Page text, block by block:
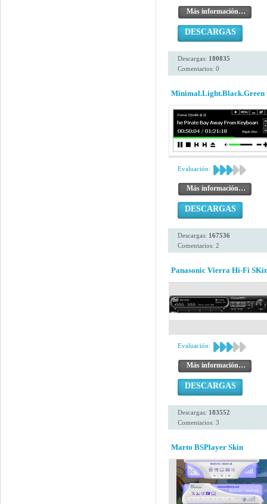
Más información…
DESCARGAS
Descargas: 180835
Comentarios: 0
Minimal.Light.Black.Green
Evaluación:
Más información…
DESCARGAS
Descargas: 167536
Comentarios: 2
Panasonic Vierra Hi-Fi
Evaluación:
Más información…
DESCARGAS
Descargas: 183552
Comentarios: 3
Marto BSPlayer Skin